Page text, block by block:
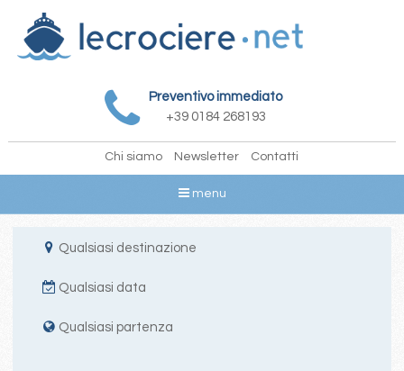
Preventivo immediato
+39 0184 268193
Chi siamo Newsletter Contatti
menu
Qualsiasi destinazione
Qualsiasi data
Qualsiasi partenza